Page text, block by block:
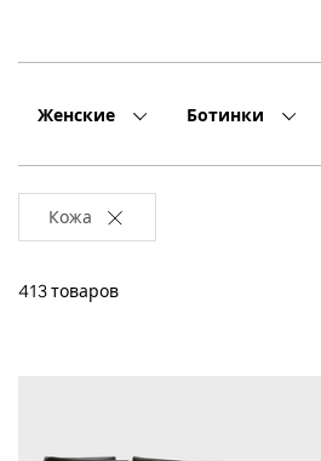
Женские Ботинки
Кожа
413 товаров